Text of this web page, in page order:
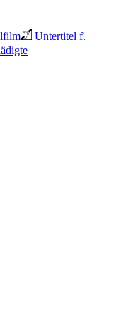
Untertitel f.